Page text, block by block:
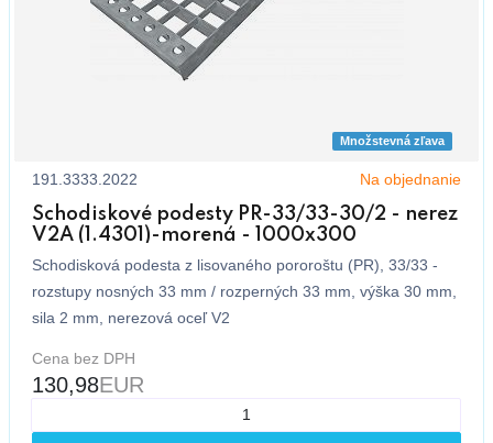
Množstevná zľava
191.3333.2022 Na objednanie
Schodiskové podesty PR-33/33-30/2 - nerez
V2A (1.4301)-morená - 1000x300
Schodisková podesta z lisovaného pororoštu (PR), 33/33 -
rozstupy nosných 33 mm / rozperných 33 mm, výška 30 mm,
sila 2 mm, nerezová oceľ V2
Cena bez DPH
130,98EUR